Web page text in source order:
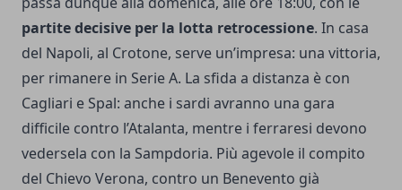
partite decisive per la lotta retrocessione. In casa
del Napoli, al Crotone, serve un’impresa: una vittoria,
per rimanere in Serie A. La sfida a distanza è con
Cagliari e Spal: anche i sardi avranno una gara
difficile contro l’Atalanta, mentre i ferraresi devono
vedersela con la Sampdoria. Più agevole il compito
del Chievo Verona, contro un Benevento già